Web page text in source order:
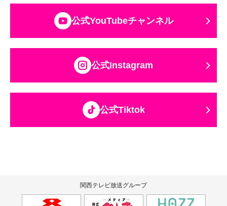
公式YouTubeチャンネル
公式Instagram
公式Tiktok
関西テレビ放送グループ